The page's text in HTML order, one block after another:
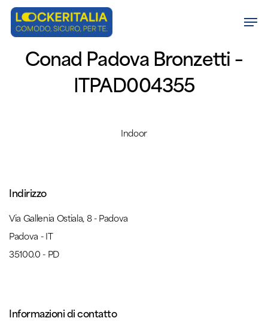
Skip
contentConad Padova Bronzetti –
ITPAD004355
Indoor
Indirizzo
Via Gallenia Ostiala, 8 - Padova
Padova - IT
35100.0 - PD
Informazioni di contatto
Menu